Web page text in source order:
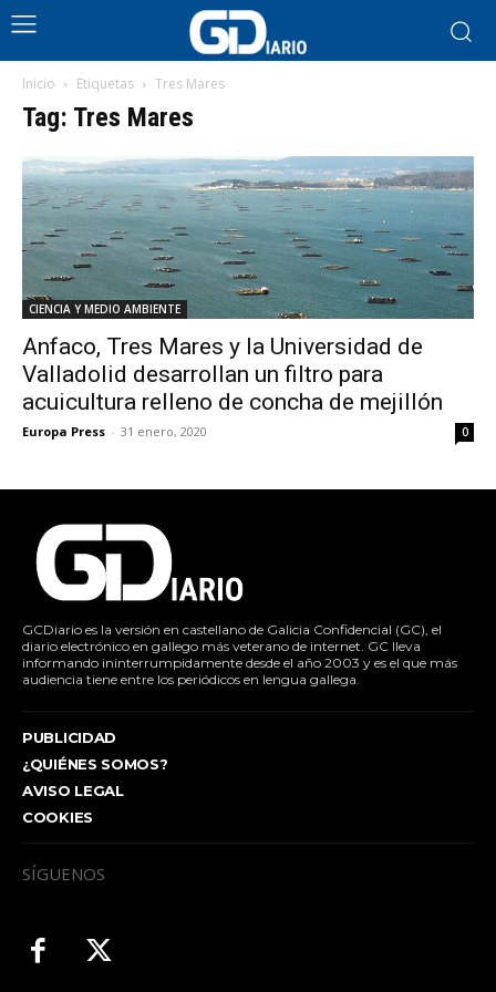
Inicio Etiquetas Tres Mares
Tag: Tres Mares
CIENCIA Y MEDIO AMBIENTE
Anfaco, Tres Mares y la Universidad de
Valladolid desarrollan un filtro para
acuicultura relleno de concha de mejillón
Europa Press - 31 enero, 2020 0
GCDiario es la versión en castellano de Galicia Confidencial (GC), el
diario electrónico en gallego más veterano de internet. GC lleva
informando ininterrumpidamente desde el año 2003 y es el que más
audiencia tiene entre los periódicos en lengua gallega.
PUBLICIDAD
¿QUIÉNES SOMOS?
AVISO LEGAL
COOKIES
SÍGUENOS